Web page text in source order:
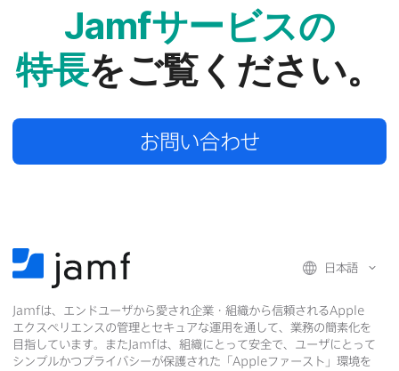
Jamfサービスの​
特長を​ご覧ください。
お問い​合わせ
日本語
Jamfは、​エンドユーザから​愛され企業・組織から​信頼されるApple
エクスペリエンスの​管理と​セキュアな​運用を​通して、​業務の​簡素化を​
目指しています。​また Jamfは、​組織に​とって​安全で、​ユーザに​とって​
シンプルかつプライバシーが​保護された​「 Appleファースト」環境を​